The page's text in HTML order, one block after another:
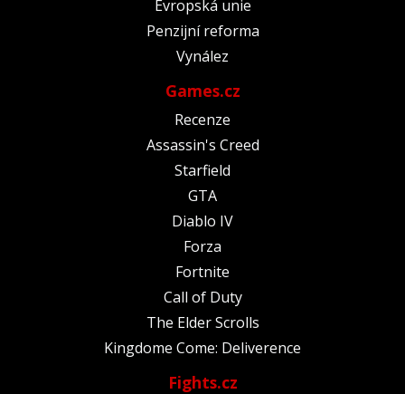
Evropská unie
Penzijní reforma
Vynález
Games.cz
Recenze
Assassin's Creed
Starfield
GTA
Diablo IV
Forza
Fortnite
Call of Duty
The Elder Scrolls
Kingdome Come: Deliverence
Fights.cz